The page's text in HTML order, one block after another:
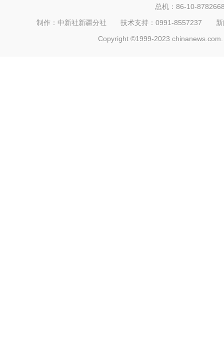
总机：86-10-
制作：中新社新疆分社 技术支持：0991-8557237
Copyright ©1999-2023